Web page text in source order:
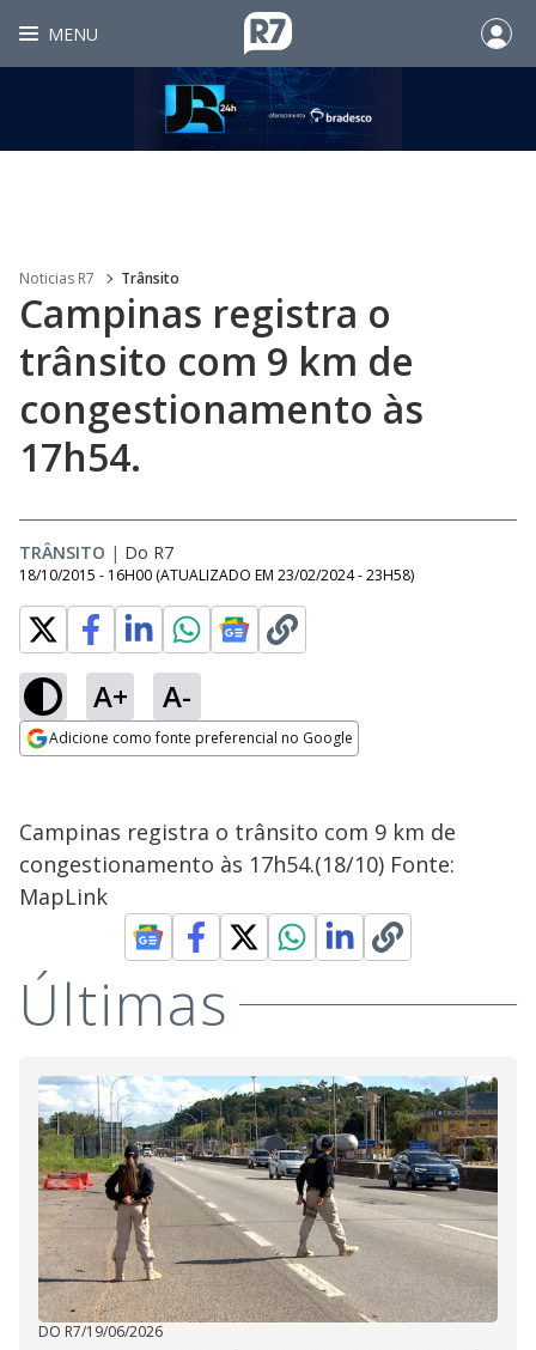
MENU
Noticias R7 Trânsito
Campinas registra o
trânsito com 9 km de
congestionamento às
17h54.
TRÂNSITO | Do R7
18/10/2015 - 16H00 (ATUALIZADO EM 23/02/2024 - 23H58)
A+ A-
Adicione como fonte preferencial no Google
Campinas registra o trânsito com 9 km de
congestionamento às 17h54.(18/10) Fonte:
MapLink
Últimas
DO R7/19/06/2026